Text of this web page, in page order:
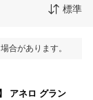
標準
合があります。
アネロ グラン